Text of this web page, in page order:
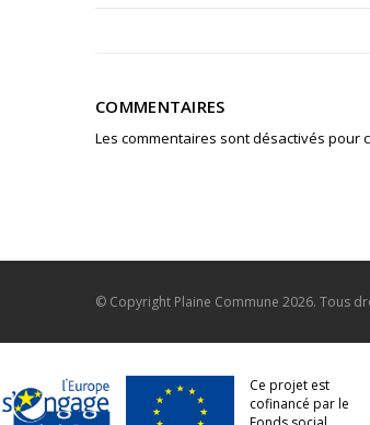
COMMENTAIRES
Les commentaires sont désactivés pour
© Copyright Plaine Commune 2026. Tous
Ce projet est
cofinancé par le